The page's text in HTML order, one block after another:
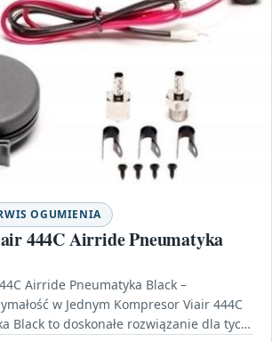
OGUMIENIA
444C Airride Pneumatyka
Airride Pneumatyka Black –
w Jednym Kompresor Viair 444C
Black to doskonałe rozwiązanie dla tych,